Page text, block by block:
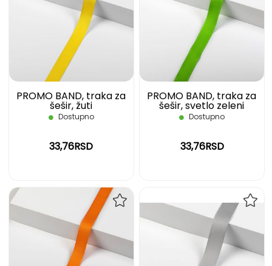
PROMO BAND, traka za
šešir, žuti
Dostupno
33,76RSD
NA
LISTU
PROMO BAND, traka za
šešir, svetlo zeleni
Dostupno
33,76RSD
NA
DODAJ
NA
LISTU
NA